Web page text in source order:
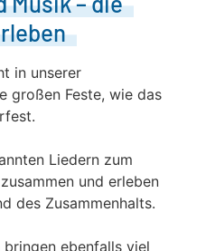
in unserer
großen Feste, wie das
Liedern zum
und erleben
des Zusammenhalts.
ebenfalls viel